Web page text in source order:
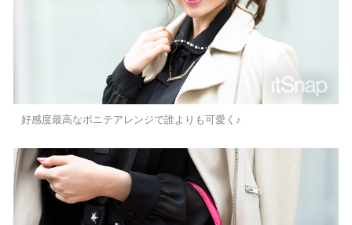
好感度最高なポニテアレンジで誰よりも可愛く♪